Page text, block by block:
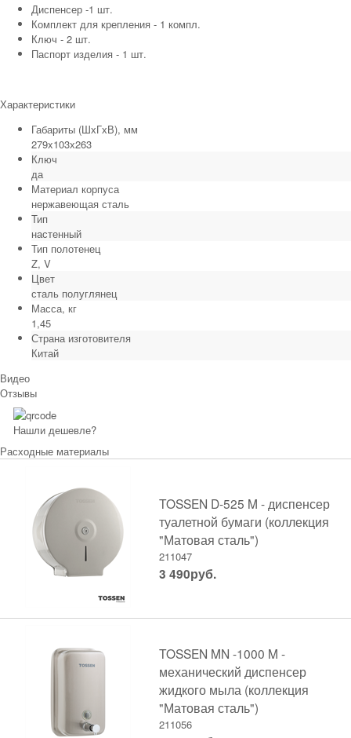
Диспенсер -1 шт.
Комплект для крепления - 1 компл.
Ключ - 2 шт.
Паспорт изделия - 1 шт.
Характеристики
Габариты (ШхГхВ), мм
279x103х263
Ключ
да
Материал корпуса
нержавеющая сталь
Тип
настенный
Тип полотенец
Z, V
Цвет
сталь полуглянец
Масса, кг
1,45
Страна изготовителя
Китай
Видео
Отзывы
Нашли дешевле?
Расходные материалы
TOSSEN D-525 M - диспенсер
туалетной бумаги (коллекция
"Матовая сталь")
211047
3 490руб.
TOSSEN MN -1000 M -
механический диспенсер
жидкого мыла (коллекция
"Матовая сталь")
211056